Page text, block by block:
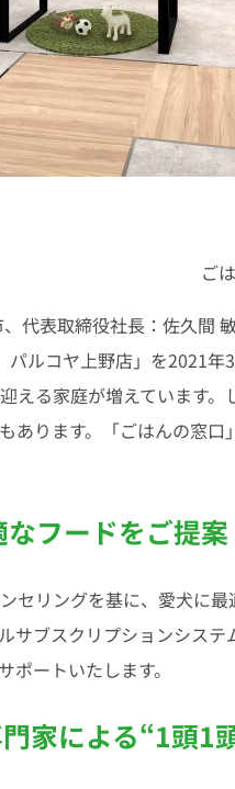
ご
代表取締役社長：佐久
ルコヤ上野店」を2021年
える家庭が増えています
あります。「ごはんの窓
フードをご提案
セリングを基に、愛犬に
サブスクリプションシス
ポートいたします。
家による“1頭